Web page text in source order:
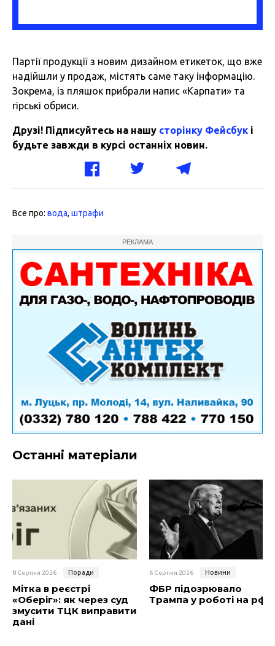
Партії продукції з новим дизайном етикеток, що вже
надійшли у продаж, містять саме таку інформацію.
Зокрема, із пляшок прибрали напис «Карпати» та
гірські обриси.
Друзі! Підписуйтесь на нашу сторінку Фейсбук і
будьте завжди в курсі останніх новин.
Все про: вода, штрафи
РЕКЛАМА
Останні матеріали
8 Серпня 2026 Поради
Мітка в реєстрі
«Оберіг»: як через суд
змусити ТЦК виправити
дані
6 Серпня 2026 Новини
ФБР підозрювало
Трампа у роботі на рф